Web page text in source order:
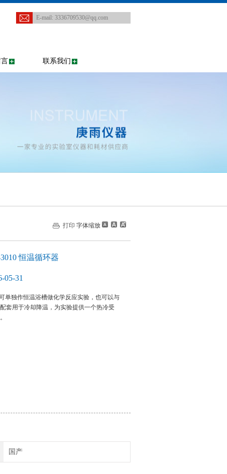
E-mail: 3336709530@qq.com
联系我们
打印 字体缩放
恒温循环器
05-31
单独作恒温浴槽做化学反应实验，也可以与
套用于冷却降温，为实验提供一个热冷受
国产